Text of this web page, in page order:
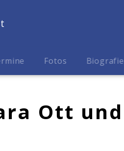
Fotos Biografie
Ott und